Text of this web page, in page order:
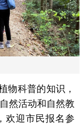
物科普的知识，
然活动和自然教
欢迎市民报名参